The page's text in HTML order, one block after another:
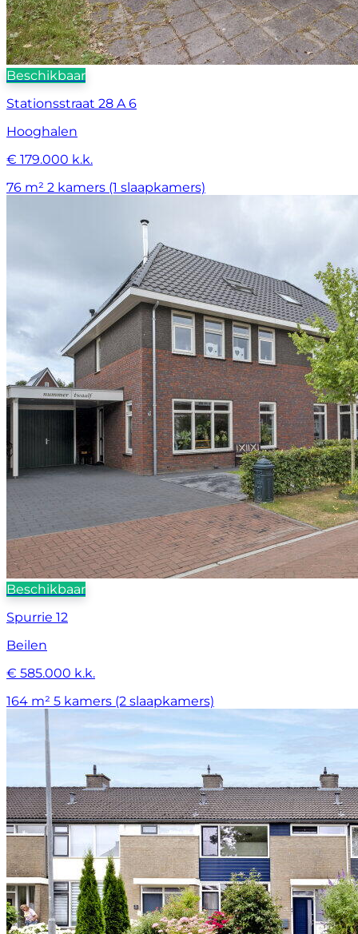
Beschikbaar
Stationsstraat 28 A 6
Hooghalen
€ 179.000 k.k.
76 m² 2 kamers (1 slaapkamers)
Beschikbaar
Spurrie 12
Beilen
€ 585.000 k.k.
164 m² 5 kamers (2 slaapkamers)